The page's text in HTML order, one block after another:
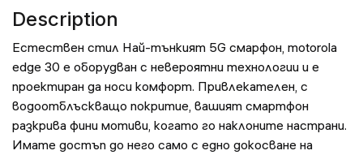
Description
Естествен стил Най-тънкият 5G смарфон, motorola
edge 30 е оборудван с невероятни технологии и е
проектиран да носи комфорт. Привлекателен, с
водоотблъскващо покритие, вашият смартфон
разкрива фини мотиви, когато го наклоните настрани.
Имате достъп до него само с едно докосване на